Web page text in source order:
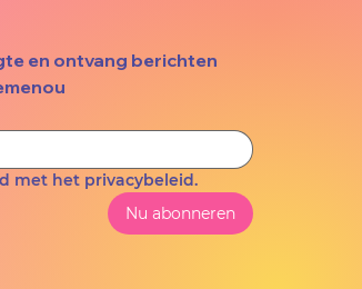
en ontvang berichten
met het privacybeleid.
Nu abonneren